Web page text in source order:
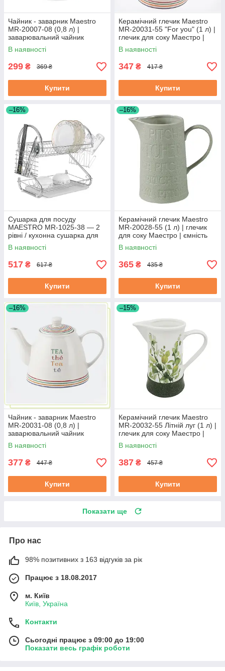
Чайник - заварник Maestro
MR-20007-08 (0,8 л) |
заварювальний чайник
Маестро | керамічний чайник
Маестро
В наявності
299 ₴ 369 ₴
Купити
Керамічний глечик Maestro
MR-20031-55 "For you" (1 л) |
глечик для соку Маестро |
ємність для води Маестро
В наявності
347 ₴ 417 ₴
Купити
–16%
Сушарка для посуду
MAESTRO MR-1025-38 — 2
рівні / кухонна сушарка для
посуду Маестро
В наявності
517 ₴ 617 ₴
Купити
–16%
Керамічний глечик Maestro
MR-20028-55 (1 л) | глечик
для соку Маестро | ємність
для води Маестро
В наявності
365 ₴ 435 ₴
Купити
–16%
Чайник - заварник Maestro
MR-20031-08 (0,8 л) |
заварювальний чайник
Маестро | керамічний чайник
Маестро
В наявності
377 ₴ 447 ₴
Купити
–15%
Керамічний глечик Maestro
MR-20032-55 Літній луг (1 л) |
глечик для соку Маестро |
ємність для води Маестро
В наявності
387 ₴ 457 ₴
Купити
Показати ще
Про нас
98% позитивних з 163 відгуків за рік
Працює з 18.08.2017
м. Київ
Київ, Україна
Контакти
Сьогодні працює з 09:00 до 19:00
Показати весь графік роботи